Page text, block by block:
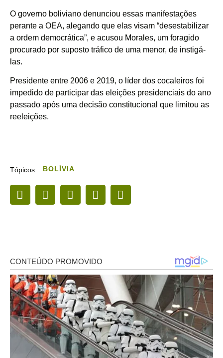
O governo boliviano denunciou essas manifestações
perante a OEA, alegando que elas visam “desestabilizar
a ordem democrática”, e acusou Morales, um foragido
procurado por suposto tráfico de uma menor, de instigá-
las.
Presidente entre 2006 e 2019, o líder dos cocaleiros foi
impedido de participar das eleições presidenciais do ano
passado após uma decisão constitucional que limitou as
reeleições.
Tópicos: BOLÍVIA